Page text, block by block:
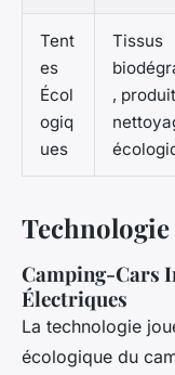
Tent
es
Écol
ogiq
ues
Tissus
,
Camping-Cars
Électriques
La technologie
écologique du